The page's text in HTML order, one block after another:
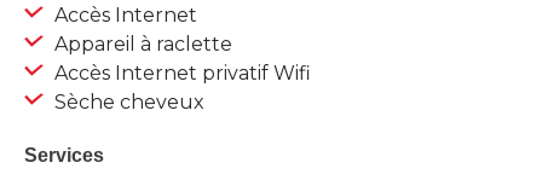
Accès Internet
Appareil à raclette
Accès Internet privatif Wifi
Sèche cheveux
Services